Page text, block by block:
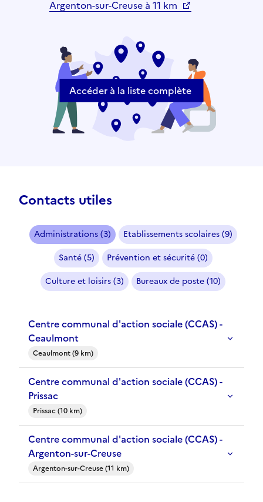
Argenton-sur-Creuse à 11 km
Accéder à la liste complète
Contacts utiles
Administrations (3)
Etablissements scolaires (9)
Santé (5)
Prévention et sécurité (0)
Culture et loisirs (3)
Bureaux de poste (10)
Centre communal d'action sociale (CCAS) -
Ceaulmont
Ceaulmont (9 km)
Centre communal d'action sociale (CCAS) -
Prissac
Prissac (10 km)
Centre communal d'action sociale (CCAS) -
Argenton-sur-Creuse
Argenton-sur-Creuse (11 km)